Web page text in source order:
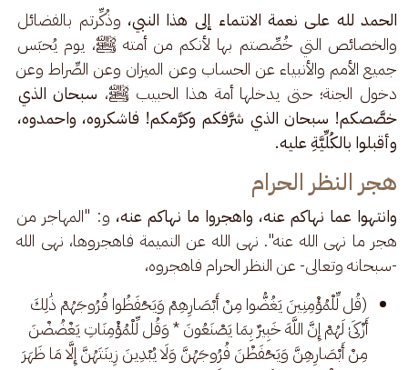
الحمد لله على نعمة الانتماء إلى هذا النبي، وذُكِّرتم بالفضائل
والخصائص التي خُصِّصتم بها لأنكم من أمته ﷺ، يوم يُحبَس
جميع الأمم والأنبياء عن الحساب وعن الميزان وعن الصِّراط وعن
دخول الجنة؛ حتى يدخلها أمة هذا الحبيب ﷺ، سبحان الذي
خصَّصكم! سبحان الذي شرَّفكم وكرَّمكم! فاشكروه، واحمدوه،
وأقبلوا بالكُلِّيَّةِ عليه.
هجر النظر الحرام
وانتهوا عما نهاكم عنه، واهجروا ما نهاكم عنه، و: "المهاجر من
هجر ما نهى الله عنه". نهى الله عن النميمة فاهجروها، نهى الله
-سبحانه وتعالى- عن النظر الحرام فاهجروه،
(قُل لِّلْمُؤْمِنِينَ يَغُضُّوا مِنْ أَبْصَارِهِمْ وَيَحْفَظُوا فُرُوجَهُمْ ذَٰلِكَ
أَزْكَىٰ لَهُمْ إِنَّ اللَّهَ خَبِيرٌ بِمَا يَصْنَعُونَ * وَقُل لِّلْمُؤْمِنَاتِ يَغْضُضْنَ
مِنْ أَبْصَارِهِنَّ وَيَحْفَظْنَ فُرُوجَهُنَّ وَلَا يُبْدِينَ زِينَتَهُنَّ إِلَّا مَا ظَهَرَ